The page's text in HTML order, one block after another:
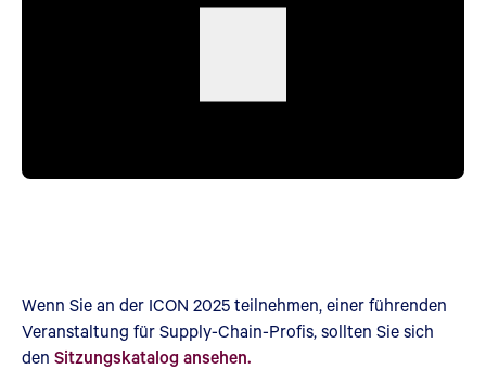
Wenn Sie an der ICON 2025 teilnehmen, einer führenden
Veranstaltung für Supply-Chain-Profis, sollten Sie sich
den Sitzungskatalog ansehen.